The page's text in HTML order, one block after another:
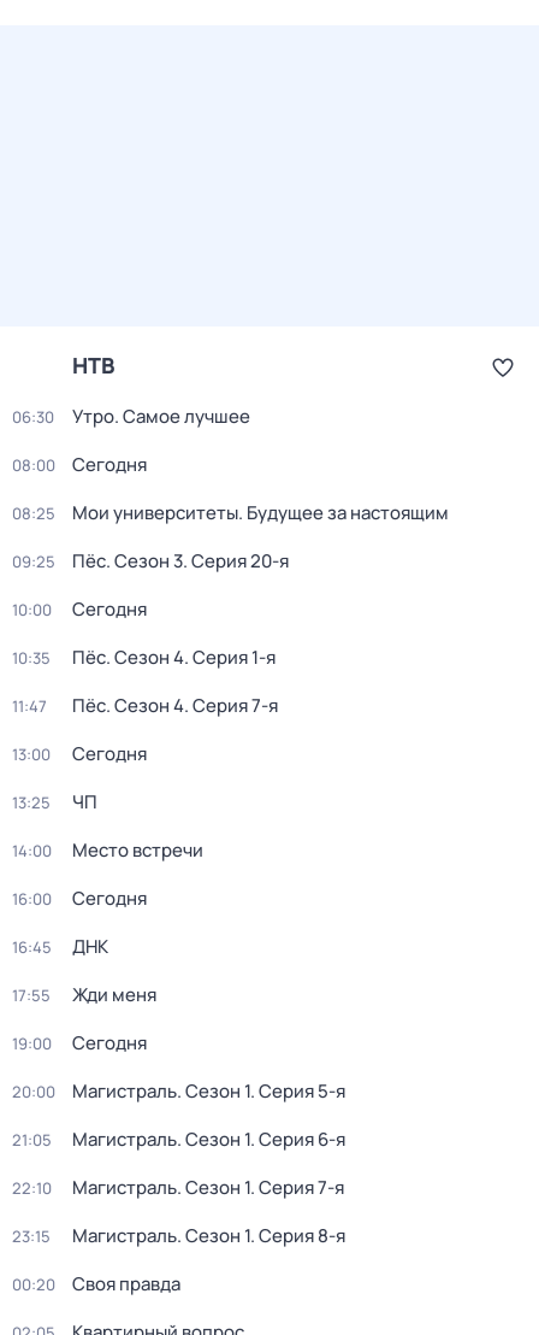
НТВ
06:30 Утро. Самое лучшее
08:00 Сегодня
08:25 Мои университеты. Будущее за настоящим
09:25 Пёс. Сезон 3. Серия 20-я
10:00 Сегодня
10:35 Пёс. Сезон 4. Серия 1-я
11:47 Пёс. Сезон 4. Серия 7-я
13:00 Сегодня
13:25 ЧП
14:00 Место встречи
16:00 Сегодня
16:45 ДНК
17:55 Жди меня
19:00 Сегодня
20:00 Магистраль. Сезон 1. Серия 5-я
21:05 Магистраль. Сезон 1. Серия 6-я
22:10 Магистраль. Сезон 1. Серия 7-я
23:15 Магистраль. Сезон 1. Серия 8-я
00:20 Своя правда